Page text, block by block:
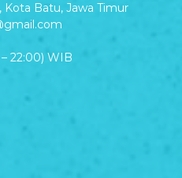
Kota Batu, Jawa Timur
22:00) WIB